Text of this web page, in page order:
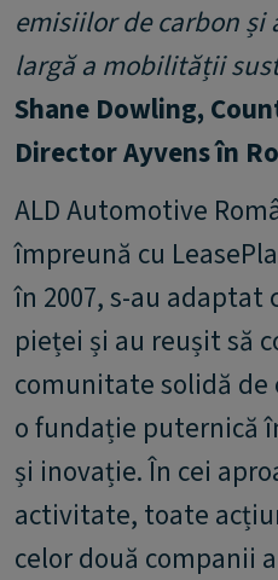
emisiilor de carbon și
largă a mobilității
Shane Dowling,
Director Ayvens în
ALD Automotive
împreună cu
în 2007, s-au
pieței și au reușit să
comunitate solidă de
o fundație puternică
și inovație. În cei
activitate, toate
celor două companii